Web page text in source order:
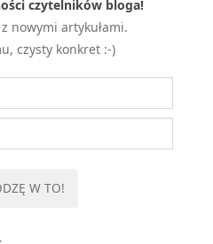
WERSJI
SQL
czytelników bloga!
nowymi artykułami.
czysty konkret :-)